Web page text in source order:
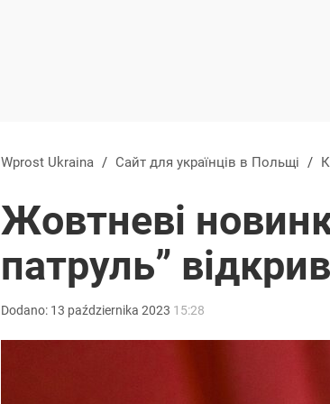
Wprost Ukraina / Сайт для українців в Польщі /
Жовтневі
патруль”
Dodano: 13 października 2023 15:28